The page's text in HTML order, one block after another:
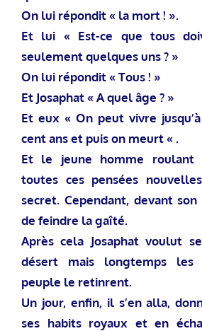
On lui répondit « la mort ! ».
Et lui « Est-ce que tous
seulement quelques uns ? »
On lui répondit « Tous ! »
Et Josaphat « A quel âge ? »
Et eux « On peut vivre
cent ans et puis on meurt « .
Et le jeune homme roulant
toutes ces pensées
secret. Cependant, devant
de feindre la gaîté.
Après cela Josaphat voulut
désert mais longtemps les
peuple le retinrent.
Un jour, enfin, il s’en alla,
ses habits royaux et en